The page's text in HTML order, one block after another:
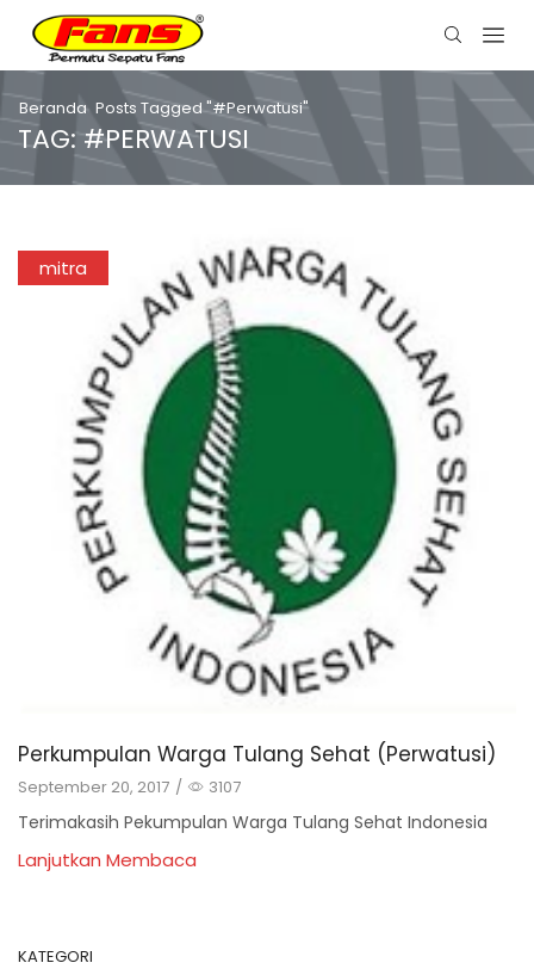
Beranda Posts Tagged "#perwatusi"
TAG: #PERWATUSI
mitra
Perkumpulan Warga Tulang Sehat (Perwatusi)
September 20, 2017 / 3107
Terimakasih Pekumpulan Warga Tulang Sehat Indonesia
Lanjutkan Membaca
KATEGORI